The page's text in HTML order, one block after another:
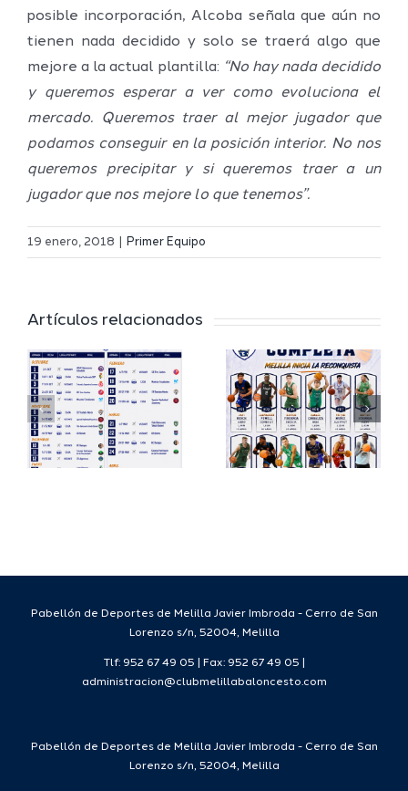
posible incorporación, Alcoba señala que aún no
tienen nada decidido y solo se traerá algo que
mejore a la actual plantilla: “No hay nada decidido
y queremos esperar a ver como evoluciona el
mercado. Queremos traer al mejor jugador que
podamos conseguir en la posición interior. No nos
queremos precipitar y si queremos traer a un
jugador que nos mejore lo que tenemos”.
19 enero, 2018 Primer Equipo
Artículos relacionados
El Melilla
del
Deporte
completa
su
proyecto
Definidos
FEB y la
Copa
España
FEB para
2026/27
Pabellón de Deportes de Melilla Javier Imbroda - Cerro de San
Lorenzo s/n, 52004, Melilla
Tlf: 952 67 49 05 | Fax: 952 67 49 05 |
administracion@clubmelillabaloncesto.com
Pabellón de Deportes de Melilla Javier Imbroda - Cerro de San
Lorenzo s/n, 52004, Melilla